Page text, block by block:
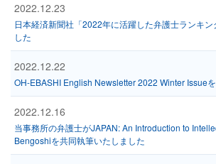
2022.12.23
日本経済新聞社「2022年に活躍した弁護士ランキン
した
2022.12.22
OH-EBASHI English Newsletter 2022 Winter Issue
2022.12.16
当事務所の弁護士がJAPAN: An Introduction to
Bengoshiを共同執筆いたしました